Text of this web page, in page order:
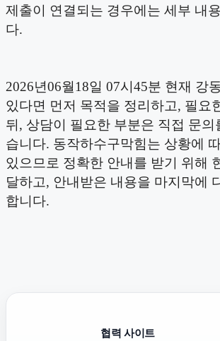
제출이 연결되는 경우에는 세부 내
다.
2026년06월18일 07시45분 현재 강
있다면 먼저 목적을 정리하고, 필요
뒤, 상담이 필요한 부분은 직접 문
습니다. 동작하수구막힘는 상황에
있으므로 정확한 안내를 받기 위해
달하고, 안내받은 내용을 마지막에
합니다.
협력 사이트